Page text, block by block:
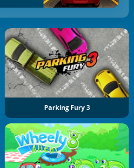
Parking Fury 3